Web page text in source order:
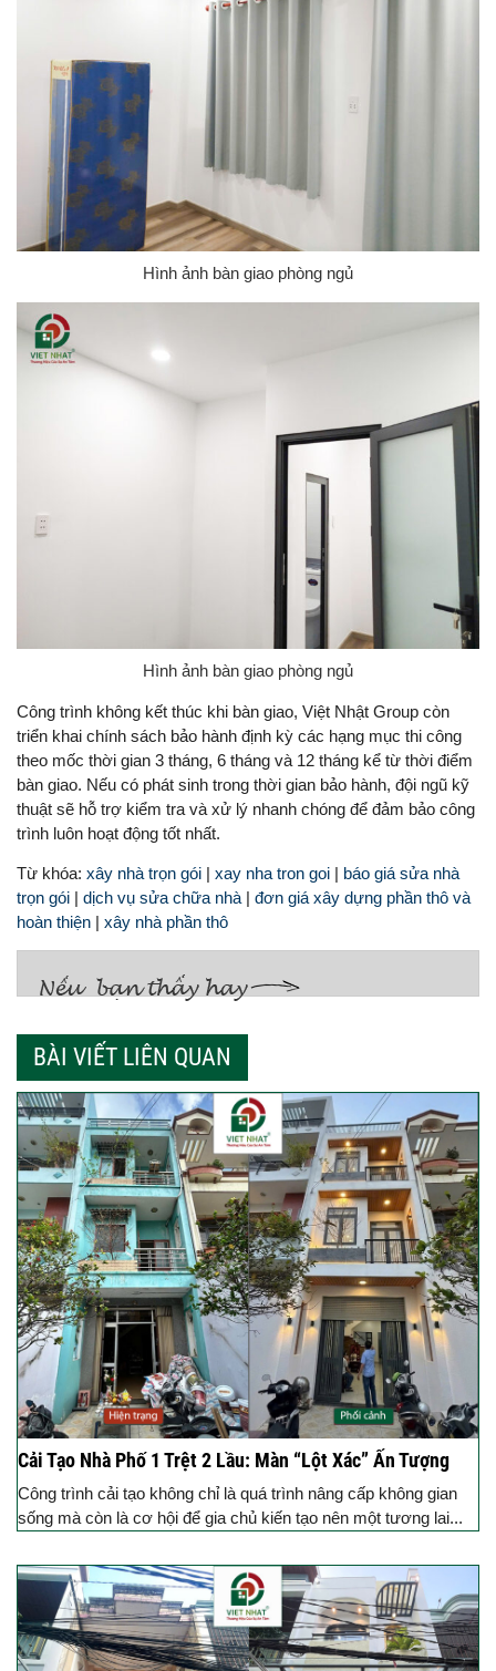
Hình ảnh bàn giao phòng ngủ
Hình ảnh bàn giao phòng ngủ
Công trình không kết thúc khi bàn giao, Việt Nhật Group còn
triển khai chính sách bảo hành định kỳ các hạng mục thi công
theo mốc thời gian 3 tháng, 6 tháng và 12 tháng kể từ thời điểm
bàn giao. Nếu có phát sinh trong thời gian bảo hành, đội ngũ kỹ
thuật sẽ hỗ trợ kiểm tra và xử lý nhanh chóng để đảm bảo công
trình luôn hoạt động tốt nhất.
Từ khóa: xây nhà trọn gói xay nha tron goi
báo giá sửa nhà
trọn gói
dịch vụ sửa chữa nhà| đơn giá xây dựng phần thô và
hoàn thiện
xây nhà phần thô
BÀI VIẾT LIÊN QUAN
Cải Tạo Nhà Phố 1 Trệt 2 Lầu: Màn “Lột Xác” Ấn Tượng
Công trình cải tạo không chỉ là quá trình nâng cấp không gian
sống mà còn là cơ hội để gia chủ kiến tạo nên một tương lai...